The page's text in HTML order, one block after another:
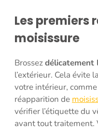
Les premiers
moisissure
Brossezdélicatement
l’extérieur. Cela évite
votre intérieur,
réapparition de
vérifier l’étiquette du
avant tout traitement.